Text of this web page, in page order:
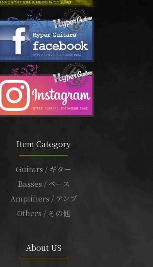
Item Category
Guitars / ギター
Basses / ベース
Amplifiers / アンプ
Others / その他
About US